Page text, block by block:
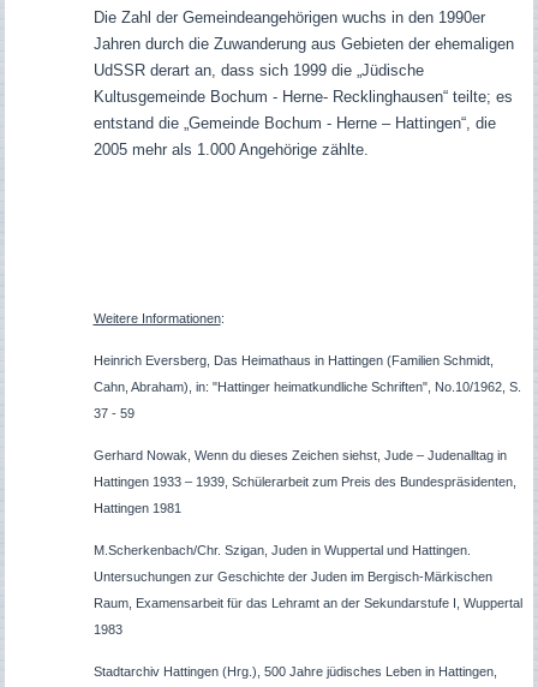
Die Zahl der Gemeindeangehörigen wuchs in den 1990er
Jahren durch die Zuwanderung aus Gebieten der ehemaligen
UdSSR derart an, dass sich 1999 die „Jüdische
Kultusgemeinde Bochum - Herne- Recklinghausen“ teilte; es
entstand die „Gemeinde Bochum - Herne – Hattingen“, die
2005 mehr als 1.000 Angehörige zählte.
Weitere Informationen:
Heinrich Eversberg, Das Heimathaus in Hattingen (Familien Schmidt,
Cahn, Abraham), in: "Hattinger heimatkundliche Schriften", No.10/1962, S.
37 - 59
Gerhard Nowak, Wenn du dieses Zeichen siehst, Jude – Judenalltag in
Hattingen 1933 – 1939, Schülerarbeit zum Preis des Bundespräsidenten,
Hattingen 1981
M.Scherkenbach/Chr. Szigan, Juden in Wuppertal und Hattingen.
Untersuchungen zur Geschichte der Juden im Bergisch-Märkischen
Raum, Examensarbeit für das Lehramt an der Sekundarstufe I, Wuppertal
1983
Stadtarchiv Hattingen (Hrg.), 500 Jahre jüdisches Leben in Hattingen,